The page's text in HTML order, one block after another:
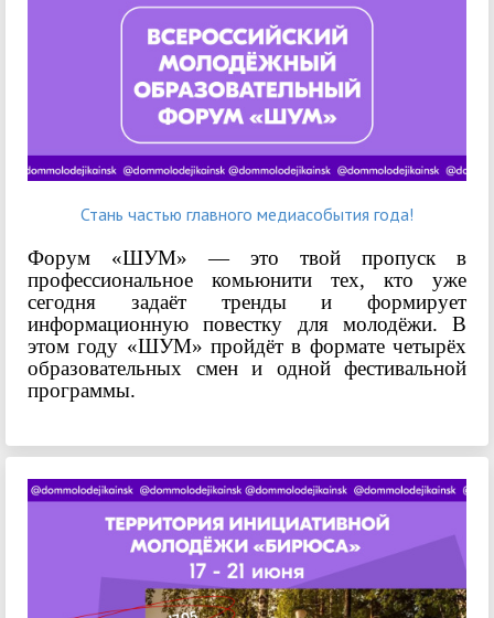
Стань частью главного медиасобытия года!
Форум «ШУМ» — это твой пропуск в
профессиональное комьюнити тех, кто уже
сегодня задаёт тренды и формирует
информационную повестку для молодёжи. В
этом году «ШУМ» пройдёт в формате четырёх
образовательных смен и одной фестивальной
программы.